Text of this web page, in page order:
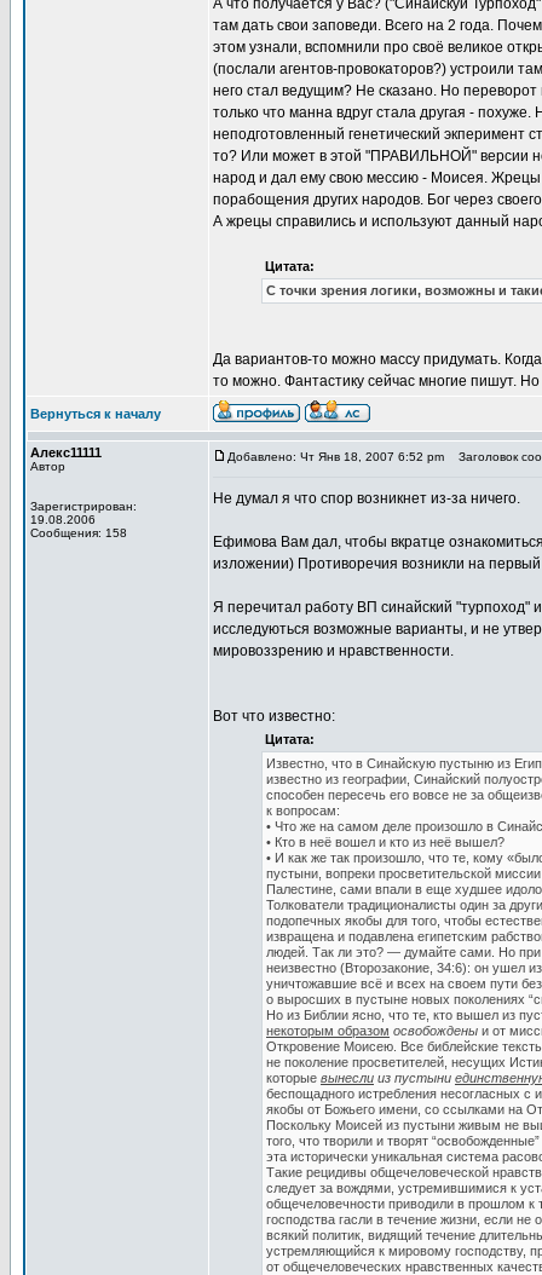
А что получается у Вас? ("Синайскуй
там дать свои заповеди. Всего на 2 года.
этом узнали, вспомнили про своё великое
(послали агентов-провокаторов?) устроили
него стал ведущим? Не сказано. Но
только что манна вдруг стала другая -
неподготовленный генетический
то? Или может в этой "ПРАВИЛЬНОЙ" версии
народ и дал ему свою мессию - Моисея. Жрецы
порабощения других народов. Бог через
А жрецы справились и используют данный
Цитата:
С точки зрения логики, возможны и
Да вариантов-то можно массу придумать.
то можно. Фантастику сейчас многие пишут.
Вернуться к началу
Алекс11111
Автор
Зарегистрирован:
19.08.2006
Сообщения: 158
Добавлено: Чт Янв 18, 2007 6:52 pm Заголовок
Не думал я что спор возникнет из-за ничего.
Ефимова Вам дал, чтобы вкратце
изложении) Противоречия возникли на
Я перечитал работу ВП синайский
исследуються возможные варианты, и не
мировоззрению и нравственности.
Вот что известно:
Цитата:
Известно, что в Синайскую пустыню из
известно из географии, Синайский
способен пересечь его вовсе не за
к вопросам:
• Что же на самом деле произошло в
• Кто в неё вошел и кто из неё вышел?
• И как же так произошло, что те, кому
пустыни, вопреки просветительской
Палестине, сами впали в еще худшее
Толкователи традиционалисты один за
подопечных якобы для того, чтобы
извращена и подавлена египетским
людей. Так ли это? — думайте сами. Но
неизвестно (Второзаконие, 34:6): он ушел
уничтожавшие всё и всех на своем пути
о выросших в пустыне новых поколениях
Но из Библии ясно, что те, кто вышел из
некоторым образом освобождены и от
Откровение Моисею. Все библейские
не поколение просветителей, несущих
которые вынесли из пустыни
беспощадного истребления несогласных с
якобы от Божьего имени, со ссылками на
Поскольку Моисей из пустыни живым не
того, что творили и творят
эта исторически уникальная система
Такие рецидивы общечеловеческой
следует за вождями, устремившимися к
общечеловечности приводили в прошлом к
господства гасли в течение жизни, если
всякий политик, видящий течение
устремляющийся к мировому господству,
от общечеловеческих нравственных